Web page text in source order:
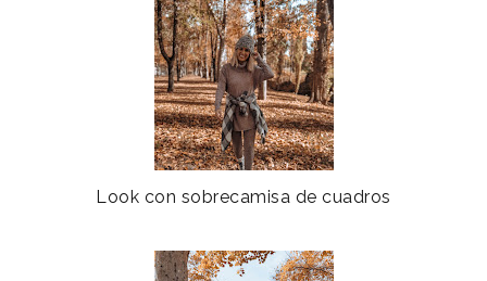
Look con sobrecamisa de cuadros